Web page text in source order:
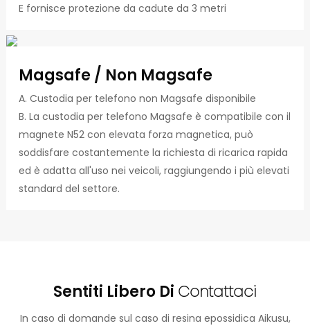
E fornisce protezione da cadute da 3 metri
Magsafe / Non Magsafe
A. Custodia per telefono non Magsafe disponibile
B. La custodia per telefono Magsafe è compatibile con il
magnete N52 con elevata forza magnetica, può
soddisfare costantemente la richiesta di ricarica rapida
ed è adatta all'uso nei veicoli, raggiungendo i più elevati
standard del settore.
Sentiti Libero Di Contattaci
In caso di domande sul caso di resina epossidica Aikusu,